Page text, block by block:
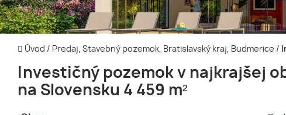
Úvod / Predaj, Stavebný pozemok, Bratislavský kraj, Budmerice /
Investičný pozemok v najkrajšej
na Slovensku 4 459 m²